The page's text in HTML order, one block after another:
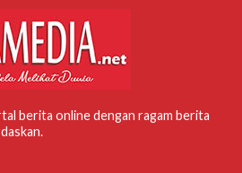
berita online dengan ragam berita